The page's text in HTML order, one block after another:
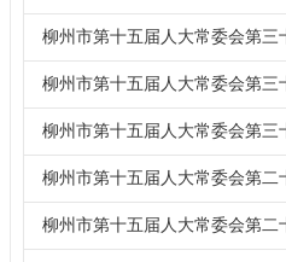
柳州市第十五届人大常委会第三
柳州市第十五届人大常委会第三
柳州市第十五届人大常委会第三
柳州市第十五届人大常委会第二
柳州市第十五届人大常委会第二